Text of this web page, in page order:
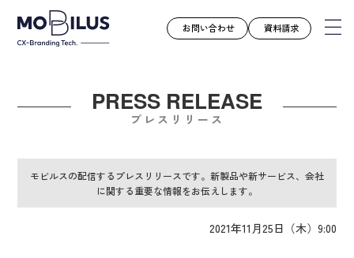
モビルスとは
導入事例
ユースケース
お問い合わせ 資料請求
PRESS RELEASE
プレスリリース
モビルスの配信するプレスリリースです。新製品や新サービス、会社
に関する重要な情報をお伝えします。
2021年11月25日（木）9:00